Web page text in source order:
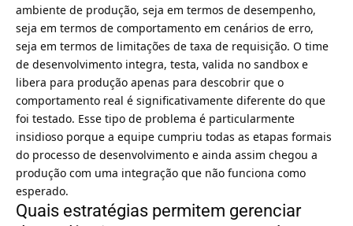
ambiente de produção, seja em termos de desempenho,
seja em termos de comportamento em cenários de erro,
seja em termos de limitações de taxa de requisição. O time
de desenvolvimento integra, testa, valida no sandbox e
libera para produção apenas para descobrir que o
comportamento real é significativamente diferente do que
foi testado. Esse tipo de problema é particularmente
insidioso porque a equipe cumpriu todas as etapas formais
do processo de desenvolvimento e ainda assim chegou a
produção com uma integração que não funciona como
esperado.
Quais estratégias permitem gerenciar